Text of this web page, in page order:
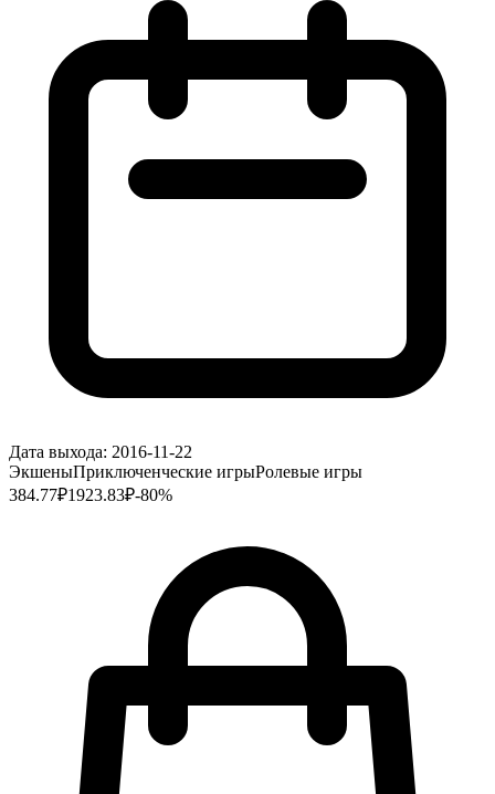
Дата выхода: 2016-11-22
ЭкшеныПриключенческие игрыРолевые игры
384.77₽1923.83₽-80%